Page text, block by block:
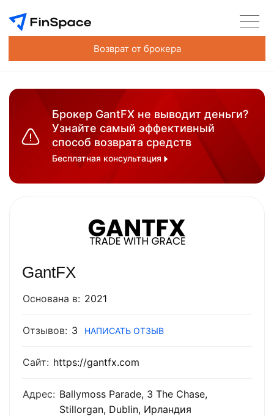
Возврат от брокера
Брокер GantFX не выводит деньги?
Узнайте самый эффективный
способ возврата средств
Бесплатная консультация
GantFX
Основана в: 2021
Отзывов: 3 НАПИСАТЬ ОТЗЫВ
Сайт: https://gantfx.com
Адрес: Ballymoss Parade, 3 The Chase,
Stillorgan, Dublin, Ирландия